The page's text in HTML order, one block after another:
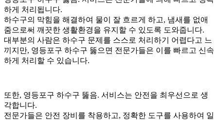
하게 처리됩니다.
하수구의 막힘을 해결하여 물이 잘 흐르게 하고, 냄새를 없애
줌으로써 깨끗한 생활환경을 유지할 수 있도록 도와줍니다.
대부분의 사람은 하수구 문제를 스스로 처리하기 어렵다고 느
끼지만, 영등포구 하수구 뚫으면 전문가들은 이를 빠르고 신속
하게 처리할 수 있습니다.
또한, 영등포구 하수구 뚫음. 서비스는 안전을 최우선으로 생
각합니다.
전문가들은 안전 장비를 착용하고, 정확한 도구를 사용하여 일